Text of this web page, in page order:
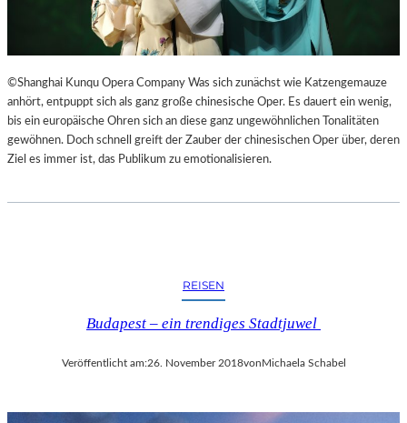
©Shanghai Kunqu Opera Company Was sich zunächst wie Katzengemauze
anhört, entpuppt sich als ganz große chinesische Oper. Es dauert ein wenig,
bis ein europäische Ohren sich an diese ganz ungewöhnlichen Tonalitäten
gewöhnen. Doch schnell greift der Zauber der chinesischen Oper über, deren
Ziel es immer ist, das Publikum zu emotionalisieren.
REISEN
Budapest – ein trendiges Stadtjuwel
Veröffentlicht am:26. November 2018vonMichaela Schabel